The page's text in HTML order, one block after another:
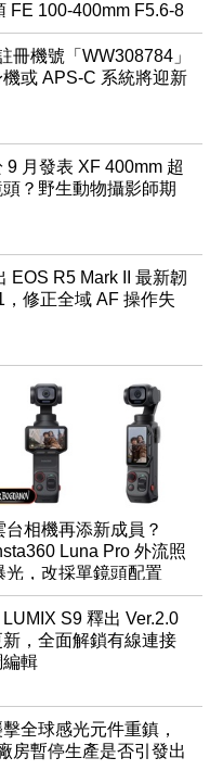
FE 100-400mm F5.6-8
冊機號「WW308784」
或 APS-C 系統將迎新
9 月發表 XF 400mm 超
？野生動物攝影師期
EOS R5 Mark II 最新韌
，修正全域 AF 操作失
台相機再添新成員？
Luna Pro 外流照
光，改採單鏡頭配置
S9 釋出 Ver.2.0
，全面解鎖有線連接
輯
全球感光元件重鎮，
房暫停生產是否引發出